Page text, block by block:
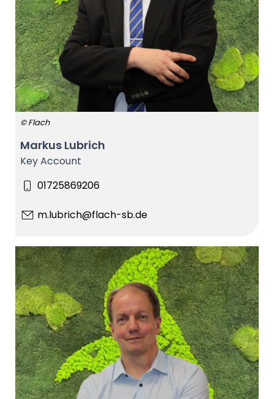
© Flach
Markus Lubrich
Key Account
01725869206
m.lubrich@flach-sb.de